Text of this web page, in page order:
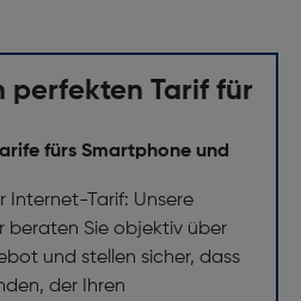
perfekten Tarif für
fürs Smartphone und
Tarif: Unsere
beraten Sie objektiv über
und stellen sicher, dass
der Ihren